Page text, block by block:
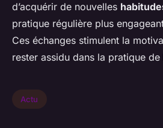
d’acquérir de nouvelles
pratique régulière plus
Ces échanges stimulent la
rester assidu dans la pratique
Actu